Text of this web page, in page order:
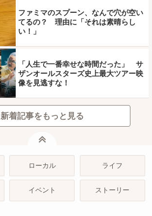
ファミマのスプーン、なんで穴が空い
てるの？ 理由に「それは素晴らし
い！」
「人生で一番幸せな時間だった」 サ
ザンオールスターズ史上最大ツアー映
像を見逃すな！
新着記事をもっと見る
ローカル ライフ
イベント ストーリー